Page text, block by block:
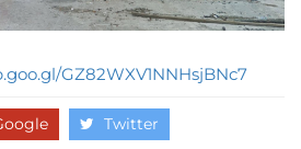
GZ82WXV1NNHsjBNc7
Twitter